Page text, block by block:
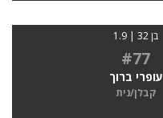
בן 32 | 1.9
#77
עופרי ברוך
קבלן/נית